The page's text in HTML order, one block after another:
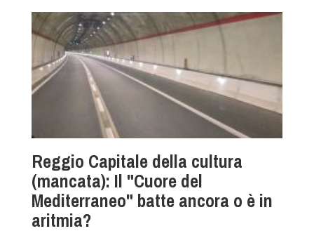
Reggio Capitale della cultura
(mancata): Il "Cuore del
Mediterraneo" batte ancora o è in
aritmia?